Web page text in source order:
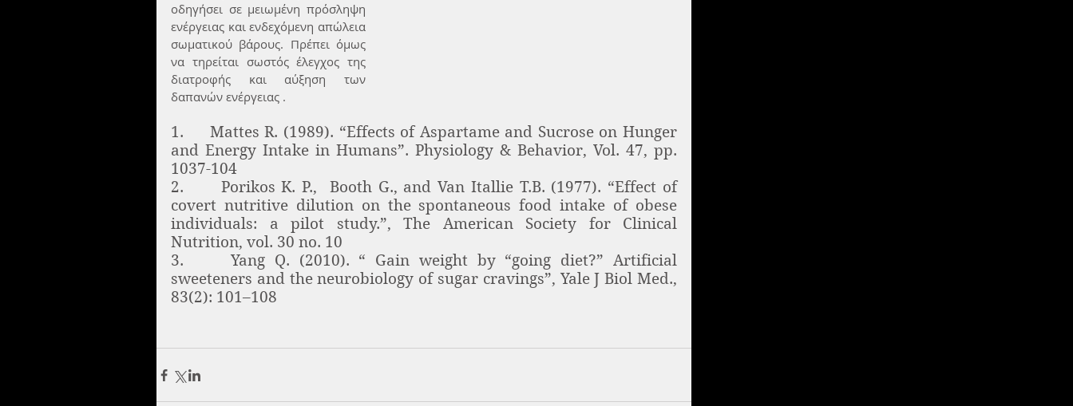
οδηγήσει σε μειωμένη πρόσληψη
ενέργειας και ενδεχόμενη απώλεια
σωματικού βάρους. Πρέπει όμως
να τηρείται σωστός έλεγχος της
διατροφής και αύξηση των
δαπανών ενέργειας .
1.     Mattes R. (1989). “Effects of Aspartame and Sucrose on Hunger
and Energy Intake in Humans”. Physiology & Behavior, Vol. 47, pp.
1037-104
2.      Porikos K. P.,  Booth G., and Van Itallie T.B. (1977). “Effect of
covert nutritive dilution on the spontaneous food intake of obese
individuals: a pilot study.”, The American Society for Clinical
Nutrition, vol. 30 no. 10
3.     Yang Q. (2010). “ Gain weight by “going diet?” Artificial
sweeteners and the neurobiology of sugar cravings”, Yale J Biol Med.,
83(2): 101–108